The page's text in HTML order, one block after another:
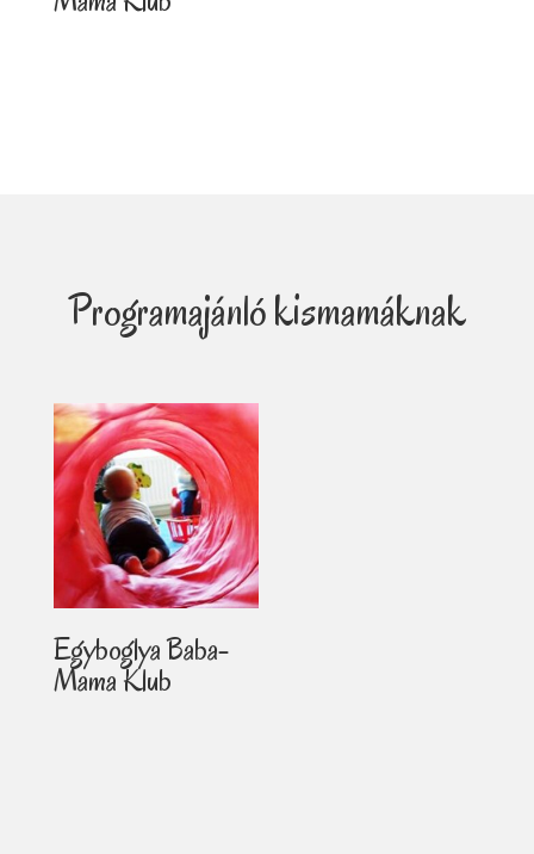
Programajánló kismamáknak
Egyboglya Baba-
Mama Klub